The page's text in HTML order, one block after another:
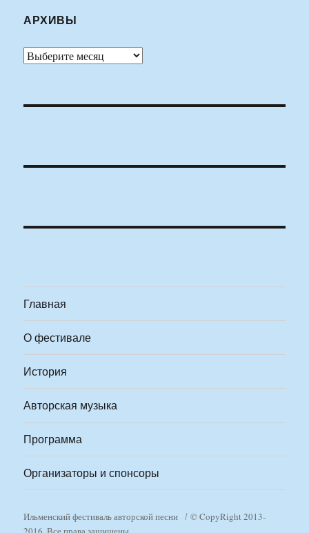
АРХИВЫ
Архивы
Главная
О фестивале
История
Авторская музыка
Программа
Организаторы и спонсоры
Ильменский фестиваль авторской песни
© CopyRight 2013-